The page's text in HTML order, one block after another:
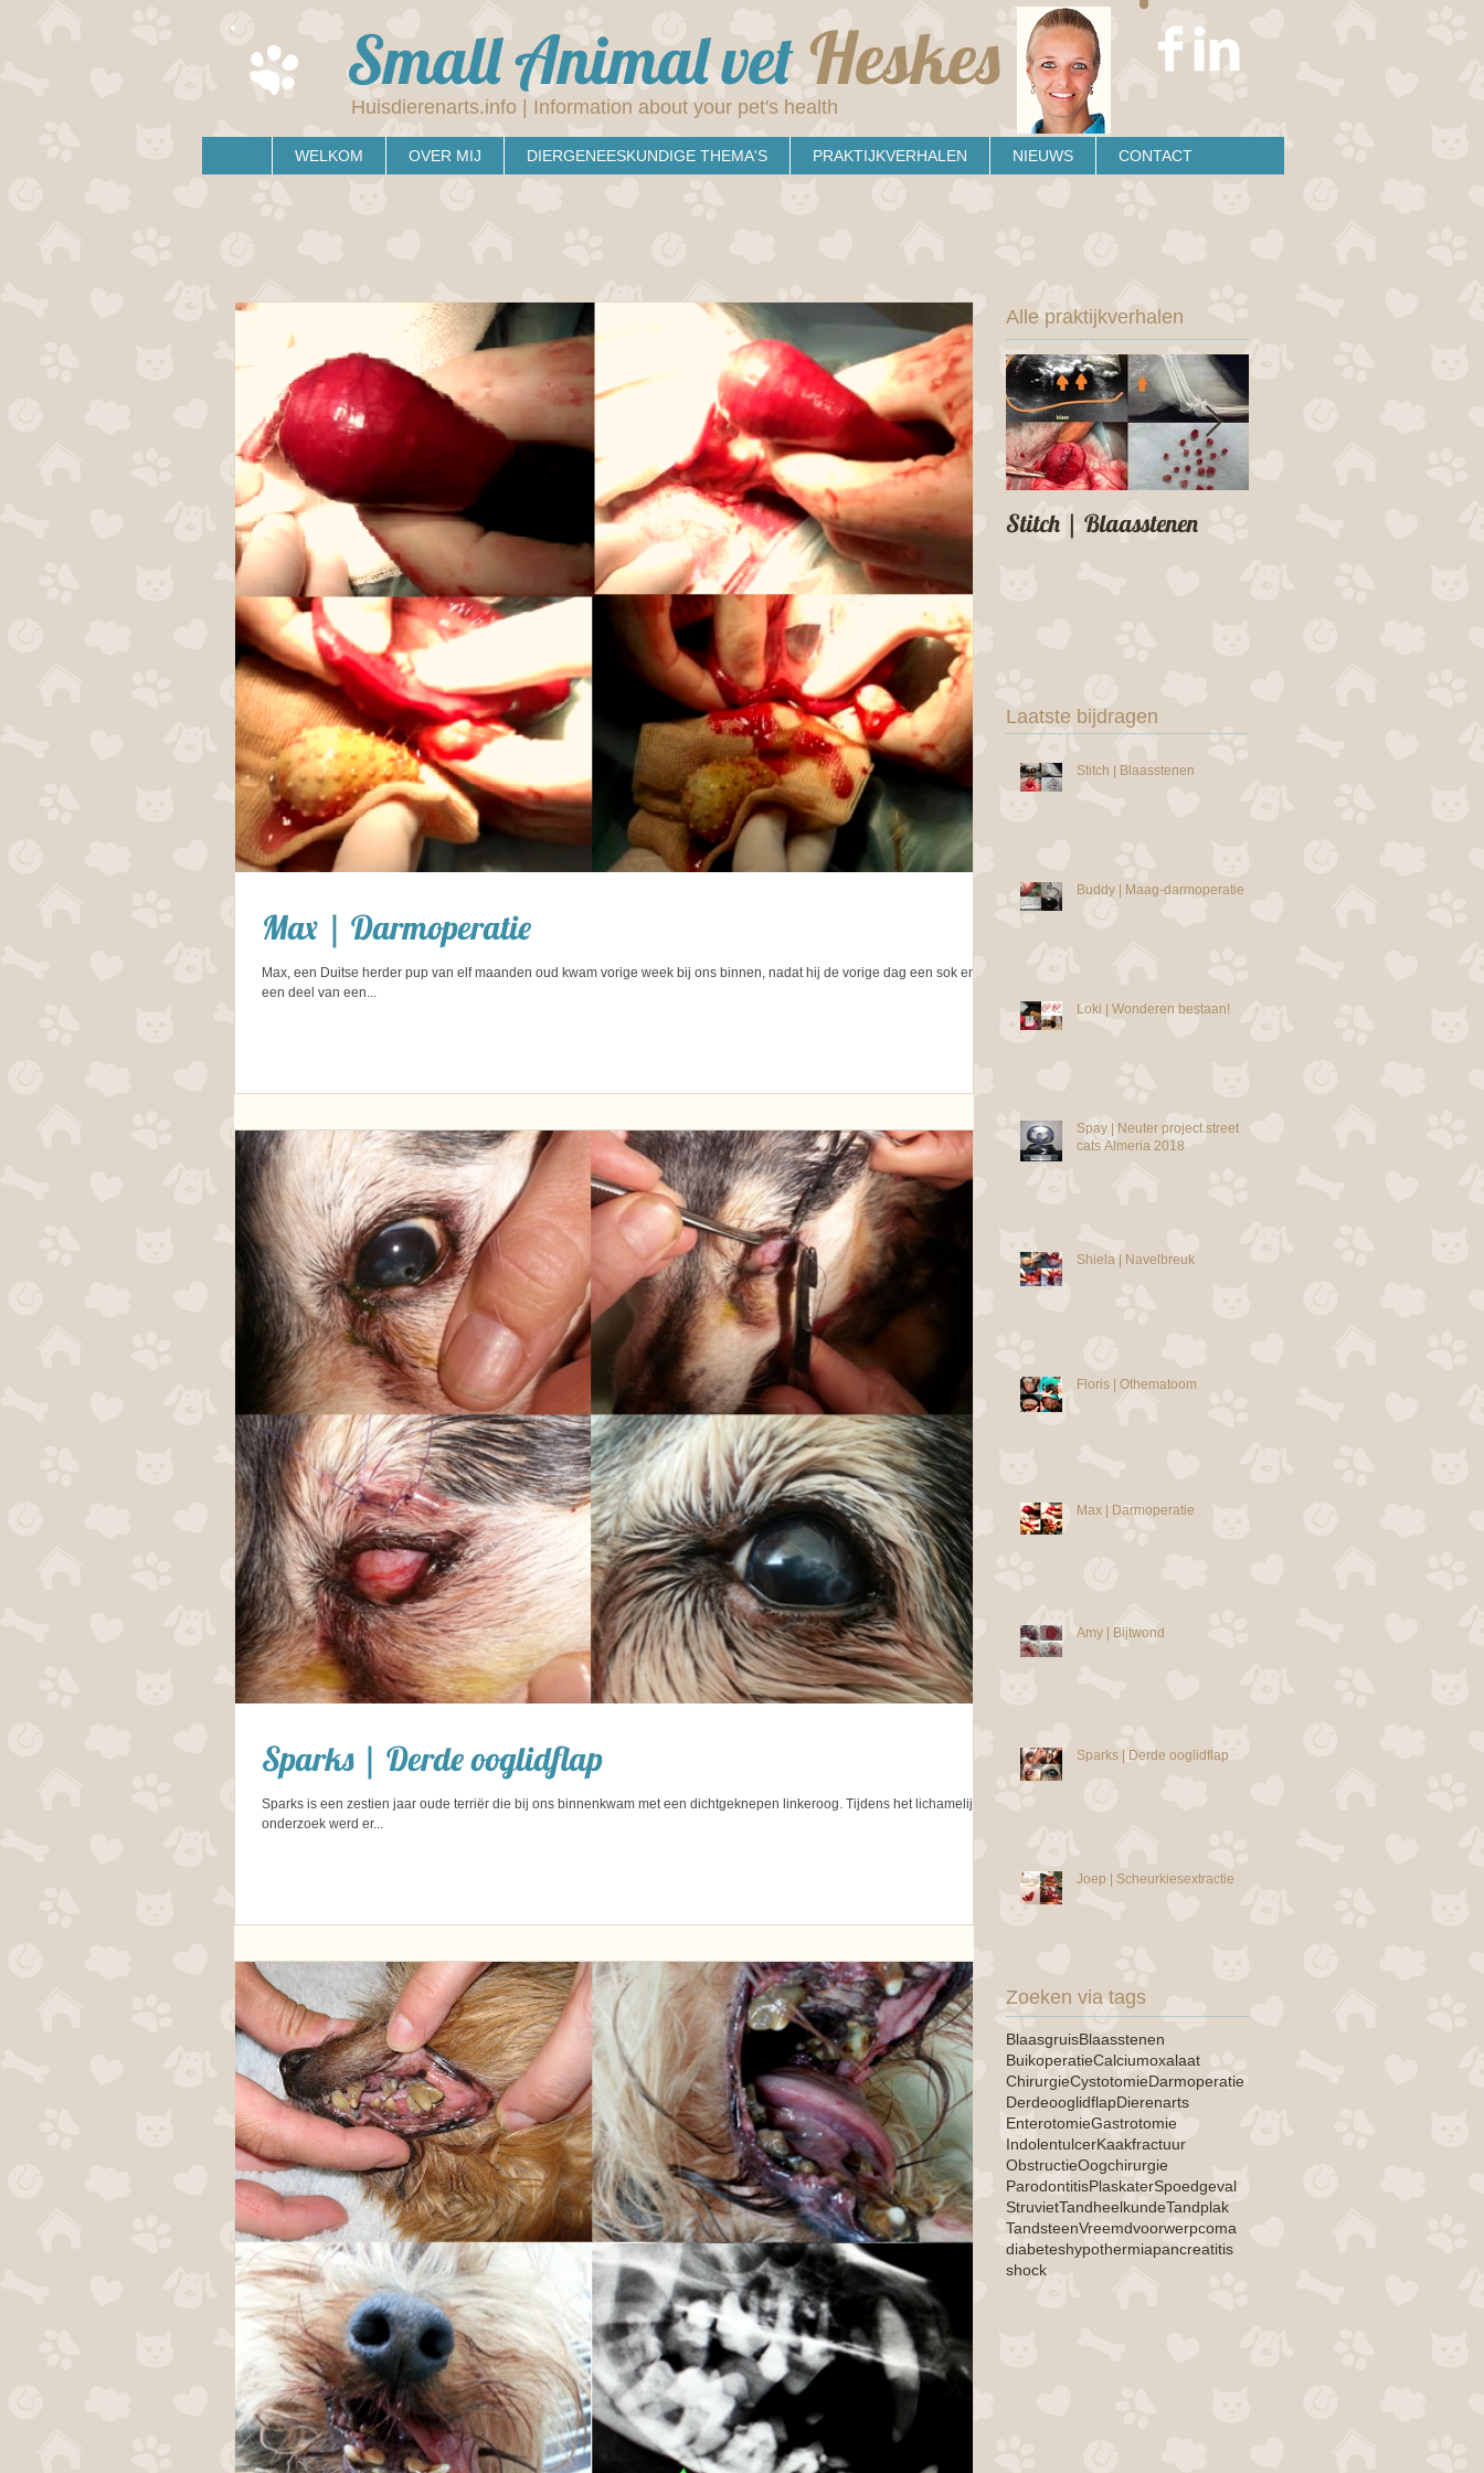
Small Animal vetHeskes
Huisdierenarts.info | Information about your pet's health
WELKOM OVER MIJ DIERGENEESKUNDIGE THEMA'S PRAKTIJKVERHALEN NIEUWS CONTACT
Max | Darmoperatie
Max, een Duitse herder pup van elf maanden oud kwam vorige week bij ons binnen, nadat hij de vorige dag een sok en
een deel van een...
Sparks | Derde ooglidflap
Sparks is een zestien jaar oude terriër die bij ons binnenkwam met een dichtgeknepen linkeroog. Tijdens het lichamelijk
onderzoek werd er...
Alle praktijkverhalen
Stitch | Blaasstenen
Laatste bijdragen
Stitch | Blaasstenen
Buddy | Maag-darmoperatie
Loki | Wonderen bestaan!
Spay | Neuter project street
cats Almeria 2018
Shiela | Navelbreuk
Floris | Othematoom
Max | Darmoperatie
Amy | Bijtwond
Sparks | Derde ooglidflap
Joep | Scheurkiesextractie
Zoeken via tags
BlaasgruisBlaasstenen
BuikoperatieCalciumoxalaat
ChirurgieCystotomieDarmoperatie
DerdeooglidflapDierenarts
EnterotomieGastrotomie
IndolentulcerKaakfractuur
ObstructieOogchirurgie
ParodontitisPlaskaterSpoedgeval
StruvietTandheelkundeTandplak
TandsteenVreemdvoorwerpcoma
diabeteshypothermiapancreatitis
shock